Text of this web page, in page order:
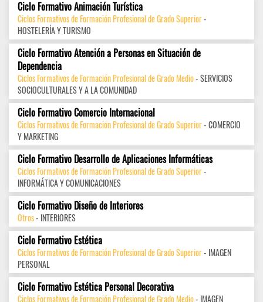
Ciclo Formativo Animación Turística
Ciclos Formativos de Formación Profesional de Grado Superior-
HOSTELERÍA Y TURISMO
Ciclo Formativo Atención a Personas en Situación de
Dependencia
Ciclos Formativos de Formación Profesional de Grado Medio- SERVICIOS
SOCIOCULTURALES Y A LA COMUNIDAD
Ciclo Formativo Comercio Internacional
Ciclos Formativos de Formación Profesional de Grado Superior- COMERCIO
Y MARKETING
Ciclo Formativo Desarrollo de Aplicaciones Informáticas
Ciclos Formativos de Formación Profesional de Grado Superior-
INFORMÁTICA Y COMUNICACIONES
Ciclo Formativo Diseño de Interiores
Otros- INTERIORES
Ciclo Formativo Estética
Ciclos Formativos de Formación Profesional de Grado Superior- IMAGEN
PERSONAL
Ciclo Formativo Estética Personal Decorativa
Ciclos Formativos de Formación Profesional de Grado Medio- IMAGEN